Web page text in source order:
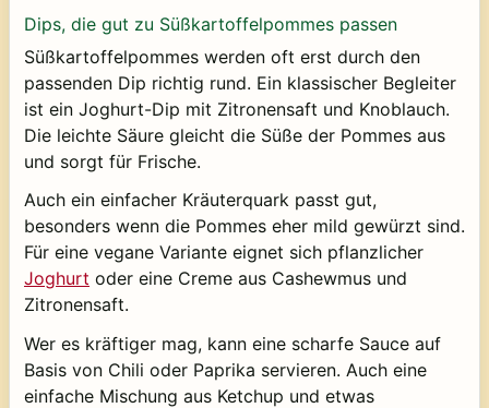
Dips, die gut zu Süßkartoffelpommes passen
Süßkartoffelpommes werden oft erst durch den
passenden Dip richtig rund. Ein klassischer Begleiter
ist ein Joghurt-Dip mit Zitronensaft und Knoblauch.
Die leichte Säure gleicht die Süße der Pommes aus
und sorgt für Frische.
Auch ein einfacher Kräuterquark passt gut,
besonders wenn die Pommes eher mild gewürzt sind.
Für eine vegane Variante eignet sich pflanzlicher
Joghurt oder eine Creme aus Cashewmus und
Zitronensaft.
Wer es kräftiger mag, kann eine scharfe Sauce auf
Basis von Chili oder Paprika servieren. Auch eine
einfache Mischung aus Ketchup und etwas